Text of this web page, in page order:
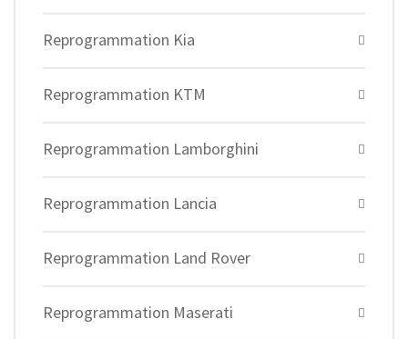
Reprogrammation Kia
Reprogrammation KTM
Reprogrammation Lamborghini
Reprogrammation Lancia
Reprogrammation Land Rover
Reprogrammation Maserati